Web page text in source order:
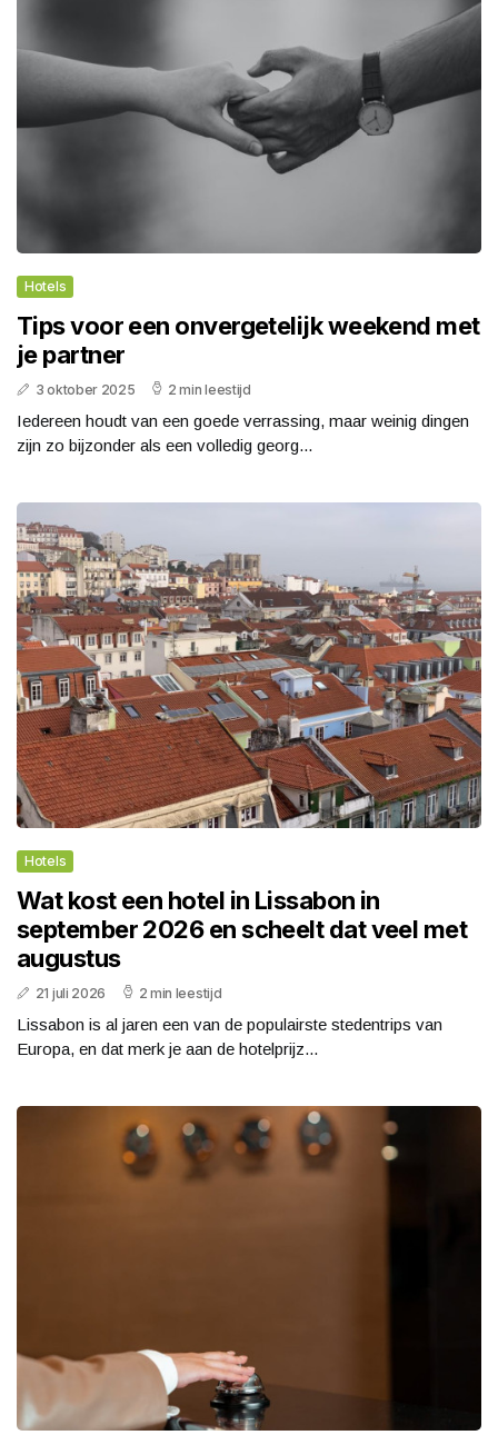
Hotels
Tips voor een onvergetelijk weekend met
je partner
3 oktober 2025 2 min leestijd
Iedereen houdt van een goede verrassing, maar weinig dingen
zijn zo bijzonder als een volledig georg...
Hotels
Wat kost een hotel in Lissabon in
september 2026 en scheelt dat veel met
augustus
21 juli 2026 2 min leestijd
Lissabon is al jaren een van de populairste stedentrips van
Europa, en dat merk je aan de hotelprijz...